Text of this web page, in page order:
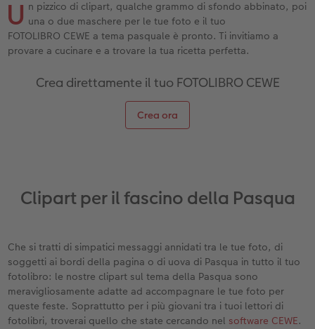
Custodia personalizzata
Tasca interna
Copertina in pelle e lino
Esempi di clienti
Storie dei clienti
Coffeetable Book «Art Collection»
Accessori
Nature Prints
Poster premium
Foto adesivi
Accessori
Poster con mappa
Collage fotografico
Plexiglas
Poster Gallery
Poster su forex
Mosaico
Consigli decorazione murale
Altre occasioni
Biglietti pieghevoli
Cartoline postali
Giochi
Scuola e ufficio
Faber-Castell
Idee regalo
Buono regalo CEWE
Barattolo per croccantini con foto
Novità
Cover in silicone
Cover rigide
Cover in legno
Calendari da parete con design
Calendario da parete A4
Calendario da parete A3
Cartoline fotografiche istantanee
Set di foto istantanee
Foto mosaico istantanee
per il compleanno
Regali per la festa della mamma
Fotoregali per Pasqua
Matrimonio
Annuario
Storie dei clienti
U n pizzico di clipart, qualche grammo di sfondo abbinato, poi
una o due maschere per le tue foto e il tuo
FOTOLIBRO CEWE a tema pasquale è pronto. Ti invitiamo a
provare a cucinare e a trovare la tua ricetta perfetta.
Crea direttamente il tuo FOTOLIBRO CEWE
Crea ora
Clipart per il fascino della Pasqua
Che si tratti di simpatici messaggi annidati tra le tue foto, di
soggetti ai bordi della pagina o di uova di Pasqua in tutto il tuo
fotolibro: le nostre clipart sul tema della Pasqua sono
meravigliosamente adatte ad accompagnare le tue foto per
queste feste. Soprattutto per i più giovani tra i tuoi lettori di
fotolibri, troverai quello che state cercando nel software CEWE.